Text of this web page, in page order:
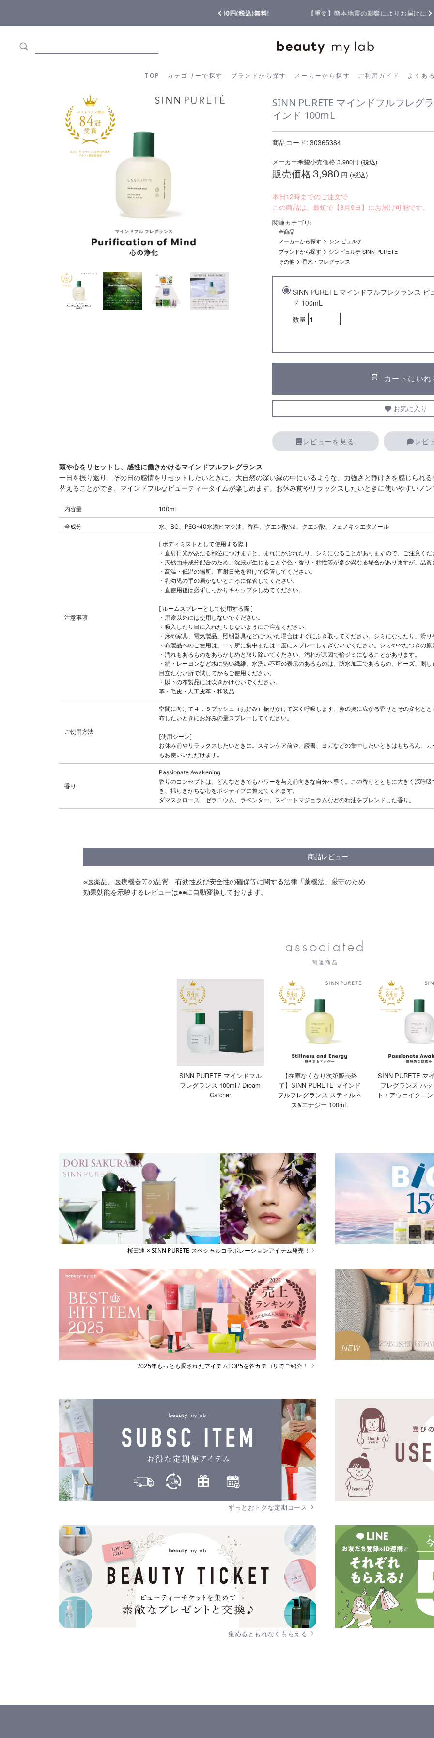
【重要】熊本地震の影響によりお届けに遅延が生じております
TOP カテゴリーで探す ブランドから探す メーカーから探す ご利用ガイド よくあ
カテゴリーから探す ブランドから探す メーカーから探す ご利用ガイド よ
SINN PURETE マインドフルフレグ
インド 100mL
商品コード: 30365384
メーカー希望小売価格 3,980円 (税込)
販売価格3,980 円 (税込)
本日12時までのご注文で
この商品は、最短で【8月9日】にお届け可能です。
関連カテゴリ:
全商品
メーカーから探す > シン ピュルテ
ブランドから探す > シンピュルテ SINN PURETE
その他 >香水・フレグランス
SINN PURETE マインドフルフレグランス ピ
ド 100mL
数量
shopping_cart カートにいれ
お気に入り
レビューを見る レビ
頭や心をリセットし、感性に働きかけるマインドフルフレグランス
一日を振り返り、その日の感情をリセットしたいときに。大自然の深い緑の中にいるような、力強さと静けさを感じられ
替えることができ、マインドフルなビューティータイムが楽しめます。お休み前やリラックスしたいときに使いやすいノン
内容量 100mL
全成分 水、BG、PEG-40水添ヒマシ油、香料、クエン酸Na、クエン酸、フェノキシエタノール
注意事項
[ ボディミストとして使用する際 ]
・直射日光があたる部位につけますと、まれにかぶれたり、シミになることがありますので、ご注意くだ
・天然由来成分配合のため、沈殿が生じることや色・香り・粘性等が多少異なる場合がありますが、品質
・高温・低温の場所、直射日光を避けて保管してください。
・乳幼児の手の届かないところに保管してください。
・直使用後は必ずしっかりキャップをしめてください。
[ ルームスプレーとして使用する際 ]
・用途以外には使用しないでください。
・吸入したり目に入れたりしないようにご注意ください。
・床や家具、電気製品、照明器具などについた場合はすぐにふき取ってください。シミになったり、滑り
・布製品へのご使用は、一ヶ所に集中または一度にスプレーしすぎないでください。シミやべたつきの原
・汚れもあるものをあらかじめと取り除いてください。汚れが原因で輪ジミになることがあります。
・絹・レーヨンなど水に弱い繊維、水洗い不可の表示のあるものは、防水加工であるもの、ビーズ、刺
目立たない所で試してからご使用ください。
・以下の布製品には吹きかけないでください。
革・毛皮・人工皮革・和装品
ご使用方法
空間に向けて４，５プッシュ（お好み）振りかけて深く呼吸します。鼻の奥に広がる香りとその変化と
布したいときにお好みの量スプレーしてください。
[使用シーン]
お休み前やリラックスしたいときに。スキンケア前や、読書、ヨガなどの集中したいときはもちろん、
もお使いいただけます。
香り
Passionate Awakening
香りのコンセプトは、どんなときでもパワーを与え前向きな自分へ導く。この香りとともに大きく深呼
き、揺らぎがちな心をポジティブに整えてくれます。
ダマスクローズ、ゼラニウム、ラベンダー、スイートマジョラムなどの精油をブレンドした香り。
商品レビュー
※医薬品、医療機器等の品質、有効性及び安全性の確保等に関する法律「薬機法」厳守のため
効果効能を示唆するレビューは●●に自動変換しております。
associated
関連商品
SINN PURETE マインドフル
フレグランス 100ml / Dream
Catcher
【在庫なくなり次第販売終
了】SINN PURETE マインド
フルフレグランス スティルネ
ス&エナジー 100mL
SINN PURETE マ
フレグランス パ
ト・アウェイクニ
桜田通 × SINN PURETE スペシャルコラボレーションアイテム発売！
2025年もっとも愛されたアイテムTOP5を各カテゴリでご紹介！
ずっとおトクな定期コース
集めるともれなくもらえる